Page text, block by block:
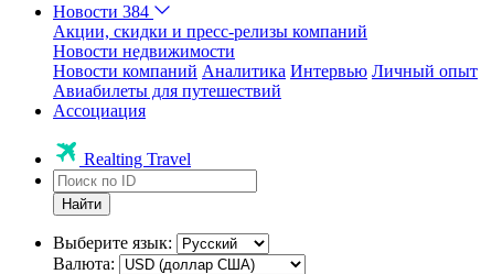
Новости 384
Акции, скидки и пресс-релизы компаний
Новости недвижимости
Новости компаний Аналитика Интервью Личный опыт
Авиабилеты для путешествий
Ассоциация
Realting Travel
Найти
Выберите язык:
Валюта: